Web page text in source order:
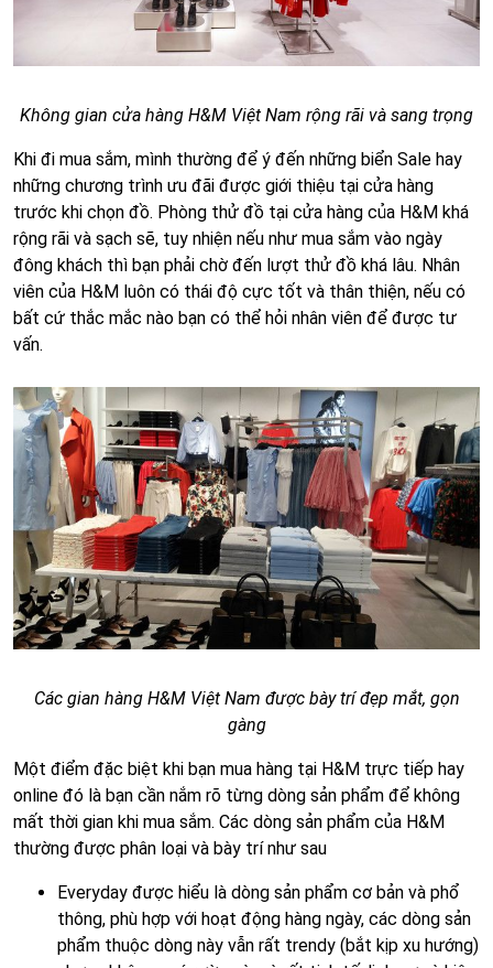
Không gian cửa hàng H&M Việt Nam rộng rãi và sang trọng
Khi đi mua sắm, mình thường để ý đến những biển Sale hay
những chương trình ưu đãi được giới thiệu tại cửa hàng
trước khi chọn đồ. Phòng thử đồ tại cửa hàng của H&M khá
rộng rãi và sạch sẽ, tuy nhiện nếu như mua sắm vào ngày
đông khách thì bạn phải chờ đến lượt thử đồ khá lâu. Nhân
viên của H&M luôn có thái độ cực tốt và thân thiện, nếu có
bất cứ thắc mắc nào bạn có thể hỏi nhân viên để được tư
vấn.
Các gian hàng H&M Việt Nam được bày trí đẹp mắt, gọn
gàng
Một điểm đặc biệt khi bạn mua hàng tại H&M trực tiếp hay
online đó là bạn cần nắm rõ từng dòng sản phẩm để không
mất thời gian khi mua sắm. Các dòng sản phẩm của H&M
thường được phân loại và bày trí như sau
Everyday được hiểu là dòng sản phẩm cơ bản và phổ
thông, phù hợp với hoạt động hàng ngày, các dòng sản
phẩm thuộc dòng này vẫn rất trendy (bắt kịp xu hướng)